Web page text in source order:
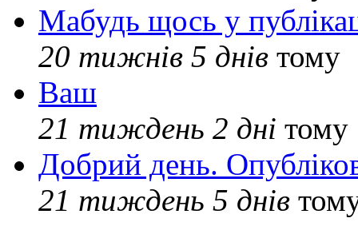
Мабудь щось у
20 тижнів 5 днів тому
Ваш
21 тиждень 2 дні тому
Добрий день.
21 тиждень 5 днів